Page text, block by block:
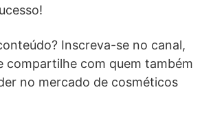
Inscreva-se no canal,
compartilhe com quem também
no mercado de cosméticos